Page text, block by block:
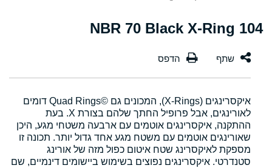
104 NBR 70 Black X-Ring
איקסרינגים (X-Rings), המכונים גם Quad Rings©‎ דומים
לאורינגים, אבל פרופיל החתך שלהם בצורת X. בעת
ההתקנה, איקסרינגים אוטמים עם ארבעה משטחי מגע, היכן
שאורינגים אוטמים עם משטח מגע אחד גדול יותר. תכונה זו
מספקת לאיקסרינג שטח איטום כפול מזה של אורינג
סטנדרטי. איקסרינגים נפוצים בשימוש ביישומים דינמיים, שם